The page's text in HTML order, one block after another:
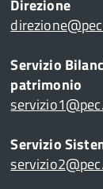
Direzione
Servizio
patrimonio
Servizio